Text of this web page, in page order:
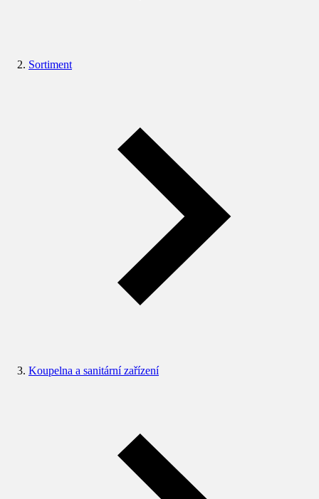
Sortiment
Koupelna a sanitární zařízení